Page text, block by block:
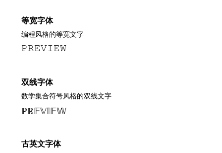
等宽字体
编程风格的等宽文字
𝙿𝚁𝙴𝚅𝙸𝙴𝚆
双线字体
数学集合符号风格的双线文字
ℙℝ𝔼𝕍𝕀𝔼𝕎
古英文字体